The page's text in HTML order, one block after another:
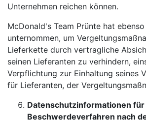
Unternehmen reichen können.
McDonald's Team Prünte hat
unternommen, um
Lieferkette durch vertragliche
seinen Lieferanten zu verhindern,
Verpflichtung zur Einhaltung seines
für Lieferanten, der
Datenschutzinformationen für
Beschwerdeverfahren nach